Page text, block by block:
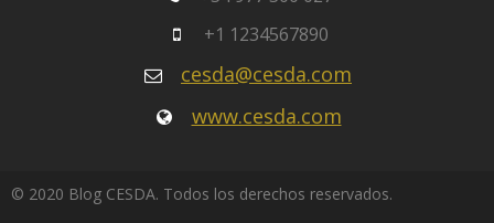
+1 1234567890
cesda@cesda.com
www.cesda.com
© 2020 Blog CESDA. Todos los derechos reservados.